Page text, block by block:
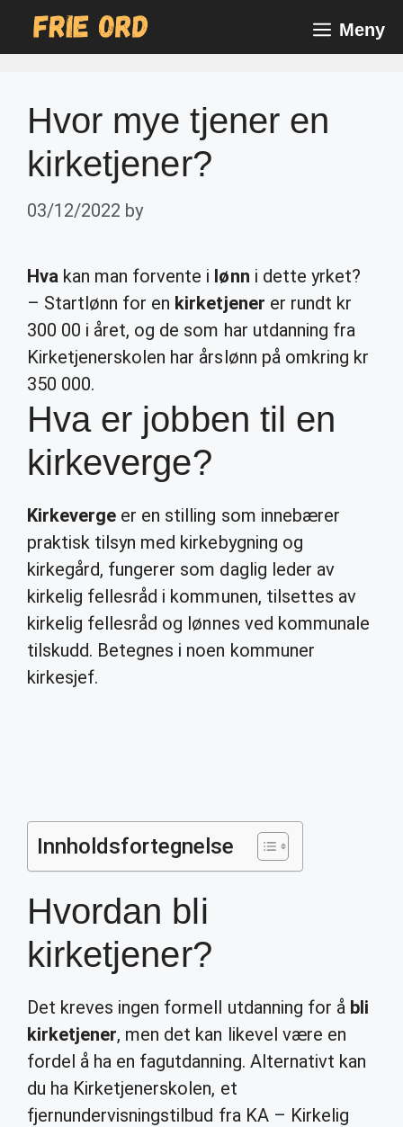
Meny
Hvor mye tjener en
kirketjener?
03/12/2022 by
Hva kan man forvente i lønn i dette yrket?
– Startlønn for en kirketjener er rundt kr
300 00 i året, og de som har utdanning fra
Kirketjenerskolen har årslønn på omkring kr
350 000.
Hva er jobben til en
kirkeverge?
Kirkeverge er en stilling som innebærer
praktisk tilsyn med kirkebygning og
kirkegård, fungerer som daglig leder av
kirkelig fellesråd i kommunen, tilsettes av
kirkelig fellesråd og lønnes ved kommunale
tilskudd. Betegnes i noen kommuner
kirkesjef.
Innholdsfortegnelse
Hvordan bli
kirketjener?
Det kreves ingen formell utdanning for å bli
kirketjener, men det kan likevel være en
fordel å ha en fagutdanning. Alternativt kan
du ha Kirketjenerskolen, et
fjernundervisningstilbud fra KA – Kirkelig